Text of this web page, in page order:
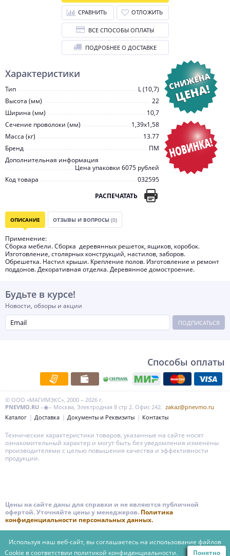
Характеристики
Тип
L (10,7)
Высота (мм)
22
Ширина (мм)
10,7
Сечение проволоки (мм)
1,39х1,58
Масса (кг)
13.77
Бренд
ПМ
Дополнительная информация
Цена упаковки 6075 рублей
Код товара
032595
РАСПЕЧАТАТЬ
СРАВНИТЬ ОТЛОЖИТЬ
ВСЕ СПОСОБЫ ОПЛАТЫ
ПОДРОБНЕЕ О ДОСТАВКЕ
ОПИСАНИЕ ОТЗЫВЫ И ВОПРОСЫ (0)
Применение:
Сборка мебели. Сборка деревянных решеток, ящиков, коробок.
Изготовление, столярных конструкций, настилов, заборов.
Обрешетка. Настил крыши. Крепление полов. Изготовление и ремонт
поддонов. Декоративная отделка. Деревянное домостроение.
Будьте в курсе!
Новости, обзоры и акции
ПОДПИСАТЬСЯ
Способы оплаты
© ООО «МАГИМЭКС», 2000 – 2026 г.
PNEVMO.RU –◉– Москва, Электродная 8 стр 2. Офис 242. zakaz@pnevmo.ru
Каталог
Доставка Документы и Реквизиты Контакты
Технические характеристики товаров, указанные на сайте носят
ознакомительный характер и могут быть без уведомления изменены
производителями с целью повышения качества и эффективности
продукции.
Цены на сайте даны для справки и не являются публичной
офертой. Уточняйте цены у менеджеров. Политика
конфиденциальности персональных данных.
Используя наш веб-сайт, вы соглашаетесь на использование файлов
Cookie в соответствии политикой конфиденциальности. Понятно